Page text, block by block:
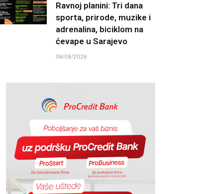
Ravnoj planini: Tri dana
sporta, prirode, muzike i
adrenalina, biciklom na
ćevape u Sarajevo
06/08/2026